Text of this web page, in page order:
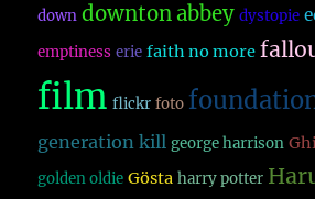
down downton abbey dystopie
emptiness erie faith no more
film flickr foto
generation kill george harrison
golden oldie Gösta harry potter